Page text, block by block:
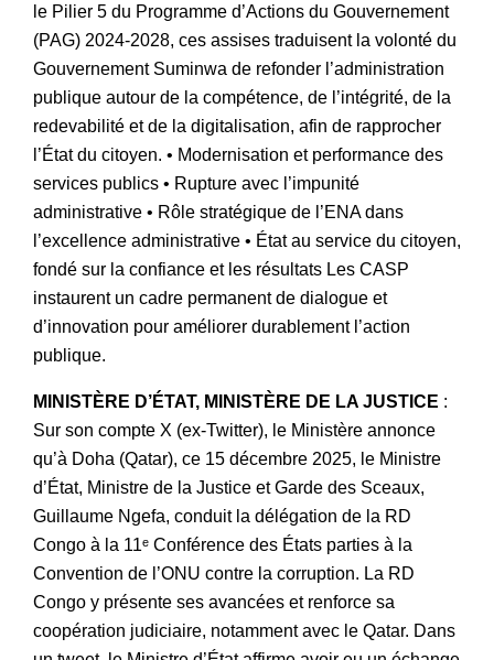
le Pilier 5 du Programme d’Actions du Gouvernement
(PAG) 2024-2028, ces assises traduisent la volonté du
Gouvernement Suminwa de refonder l’administration
publique autour de la compétence, de l’intégrité, de la
redevabilité et de la digitalisation, afin de rapprocher
l’État du citoyen. • Modernisation et performance des
services publics • Rupture avec l’impunité
administrative • Rôle stratégique de l’ENA dans
l’excellence administrative • État au service du citoyen,
fondé sur la confiance et les résultats Les CASP
instaurent un cadre permanent de dialogue et
d’innovation pour améliorer durablement l’action
publique.
MINISTÈRE D’ÉTAT, MINISTÈRE DE LA JUSTICE :
Sur son compte X (ex-Twitter), le Ministère annonce
qu’à Doha (Qatar), ce 15 décembre 2025, le Ministre
d’État, Ministre de la Justice et Garde des Sceaux,
Guillaume Ngefa, conduit la délégation de la RD
Congo à la 11ᵉ Conférence des États parties à la
Convention de l’ONU contre la corruption. La RD
Congo y présente ses avancées et renforce sa
coopération judiciaire, notamment avec le Qatar. Dans